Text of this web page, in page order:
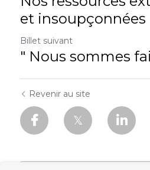
et insoupçonnées
Billet suivant
" Nous sommes
Revenir au site